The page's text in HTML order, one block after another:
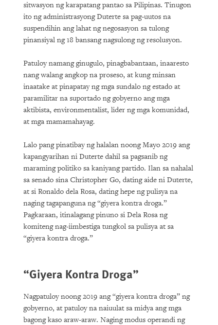
PURCHASE
DOWNLOAD
sitwasyon ng karapatang pantao sa Pilipinas. Tinugon
ito ng administrasyong Duterte sa pag-uutos na
suspendihin ang lahat ng negosasyon sa tulong
pinansiyal ng 18 bansang nagsulong ng resolusyon.
Patuloy namang ginugulo, pinagbabantaan, inaaresto
nang walang angkop na proseso, at kung minsan
inaatake at pinapatay ng mga sundalo ng estado at
paramilitar na suportado ng gobyerno ang mga
aktibista, environmentalist, lider ng mga komunidad,
at mga mamamahayag.
Lalo pang pinatibay ng halalan noong Mayo 2019 ang
kapangyarihan ni Duterte dahil sa pagsanib ng
maraming politiko sa kaniyang partido. Ilan sa nahalal
sa senado sina Christopher Go, dating aide ni Duterte,
at si Ronaldo dela Rosa, dating hepe ng pulisya na
naging tagapanguna ng “giyera kontra droga.”
Pagkaraan, itinalagang pinuno si Dela Rosa ng
komiteng nag-iimbestiga tungkol sa pulisya at sa
“giyera kontra droga.”
“Giyera Kontra Droga”
Nagpatuloy noong 2019 ang “giyera kontra droga” ng
gobyerno, at patuloy na naiuulat sa midya ang mga
bagong kaso araw-araw. Naging modus operandi ng